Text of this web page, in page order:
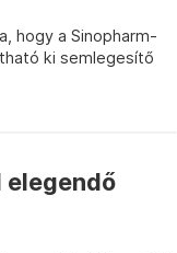
hogy a Sinopharm-
ki semlegesítő
elegendő